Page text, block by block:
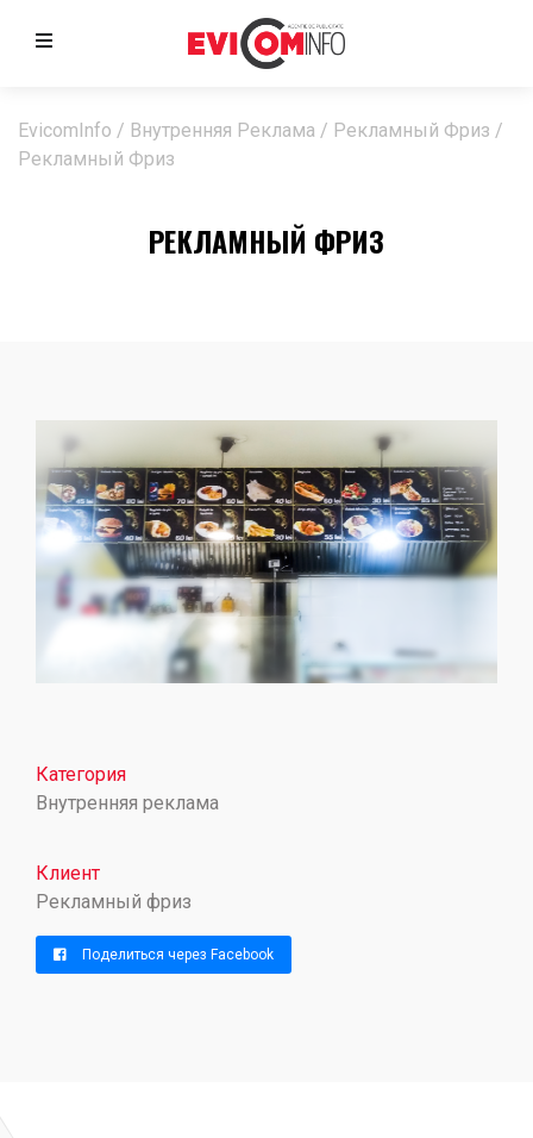
EvicomInfo / Внутренняя Реклама / Рекламный Фриз /
Рекламный Фриз
РЕКЛАМНЫЙ ФРИЗ
Категория
Внутренняя реклама
Клиент
Рекламный фриз
Поделиться через Facebook